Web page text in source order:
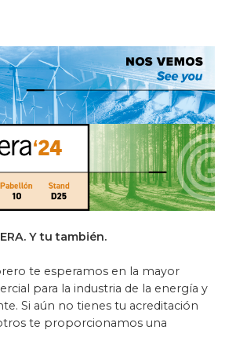
Y tu también.
te esperamos en la mayor
para la industria de la energía y
Si aún no tienes tu acreditación
te proporcionamos una